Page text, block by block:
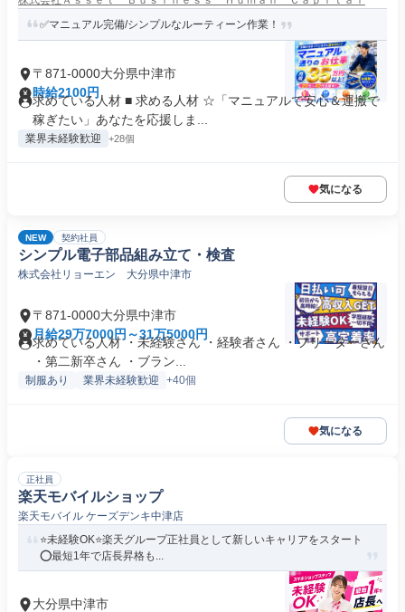
✅マニュアル完備/シンプルなルーティーン作業！
〒871-0000大分県中津市
時給2100円
求めている人材 ■ 求める人材 ☆「マニュアルで安心＆運搬で
稼ぎたい」あなたを応援しま...
業界未経験歓迎 +28個
気になる
NEW 契約社員
シンプル電子部品組み立て・検査
株式会社リョーエン 大分県中津市
〒871-0000大分県中津市
月給29万7000円～31万5000円
求めている人材 ・未経験さん ・経験者さん ・フリーターさん
・第二新卒さん ・ブラン...
制服あり 業界未経験歓迎 +40個
気になる
正社員
楽天モバイルショップ
楽天モバイル ケーズデンキ中津店
⭐️未経験OK⭐️楽天グループ正社員として新しいキャリアをスタート
⭕️最短1年で店長昇格も...
大分県中津市